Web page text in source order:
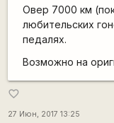
Овер 7000 км
любительских
педалях.
Возможно на
favorite_border
27 Июн, 2017 13:25